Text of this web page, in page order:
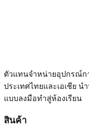
ตัวแทนจำหน่ายอุปกรณ์ก
ประเทศไทยและเอเชีย น
แบบลงมือทำสู่ห้องเรียน
สินค้า